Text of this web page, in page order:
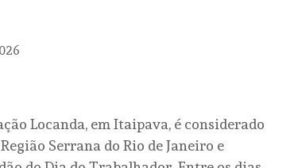
Locanda, em Itaipava, é considerado
Serrana do Rio de Janeiro e